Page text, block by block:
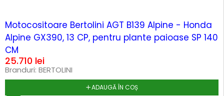
Motocositoare Bertolini AGT B139 Alpine - Honda
Alpine GX390, 13 CP, pentru plante paioase SP 140
CM
25.710 lei
Branduri: BERTOLINI
ADAUGĂ ÎN COȘ